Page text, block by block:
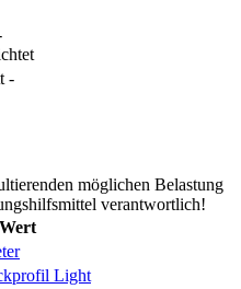
-
möglichen Belastung
verantwortlich!
Wert
Light